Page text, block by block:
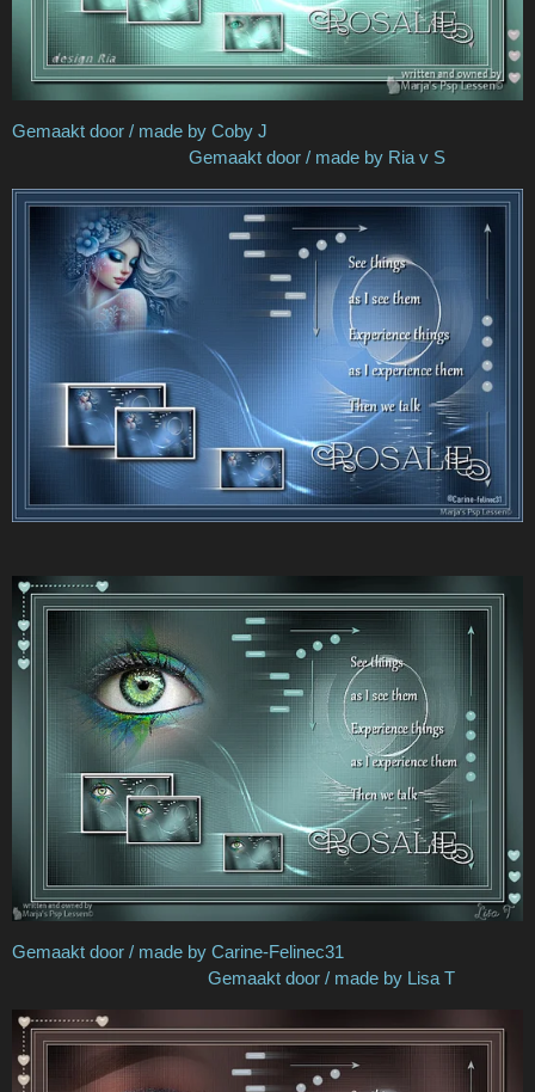
Gemaakt door / made by Coby J
Gemaakt door / made by Ria v S
Gemaakt door / made by Carine-Felinec31
Gemaakt door / made by Lisa T